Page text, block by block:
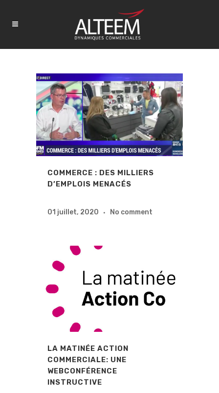
COMMERCE : DES MILLIERS
D’EMPLOIS MENACÉS
01 juillet, 2020 No comment
LA MATINÉE ACTION
COMMERCIALE: UNE
WEBCONFÉRENCE
INSTRUCTIVE